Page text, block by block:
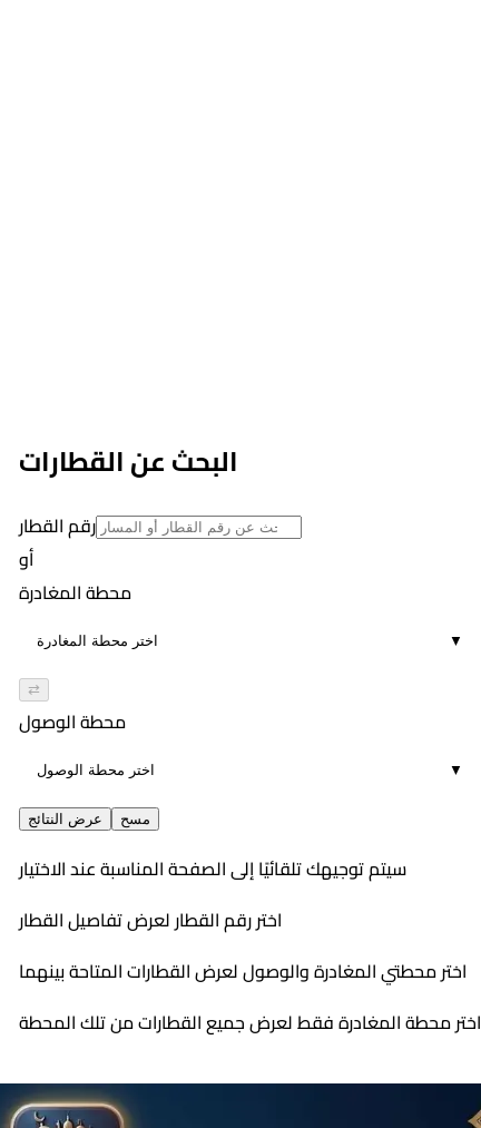
البحث عن القطارات
رقم القطار
أو
محطة المغادرة
▼
⇄
محطة الوصول
▼
عرض النتائج مسح
سيتم توجيهك تلقائيًا إلى الصفحة المناسبة عند الاختيار
اختر رقم القطار لعرض تفاصيل القطار
اختر محطتي المغادرة والوصول لعرض القطارات المتاحة بينهما
اختر محطة المغادرة فقط لعرض جميع القطارات من تلك المحطة